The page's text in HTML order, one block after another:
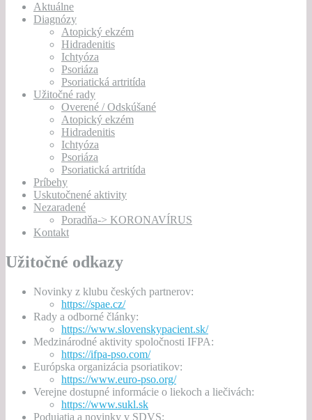
Aktuálne
Diagnózy
Atopický ekzém
Hidradenitis
Ichtyóza
Psoriáza
Psoriatická artritída
Užitočné rady
Overené / Odskúšané
Atopický ekzém
Hidradenitis
Ichtyóza
Psoriáza
Psoriatická artritída
Príbehy
Uskutočnené aktivity
Nezaradené
Poradňa-> KORONAVÍRUS
Kontakt
Užitočné odkazy
Novinky z klubu českých partnerov:
https://spae.cz/
Rady a odborné články:
https://www.slovenskypacient.sk/
Medzinárodné aktivity spoločnosti IFPA:
https://ifpa-pso.com/
Európska organizácia psoriatikov:
https://www.euro-pso.org/
Verejne dostupné informácie o liekoch a liečivách:
https://www.sukl.sk
Podujatia a novinky v SDVS: